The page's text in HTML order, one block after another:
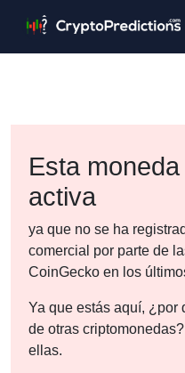
Esta
activa
ya que no se ha
comercial por parte de
CoinGecko en los
Ya que estás aquí, ¿por
de otras
ellas.